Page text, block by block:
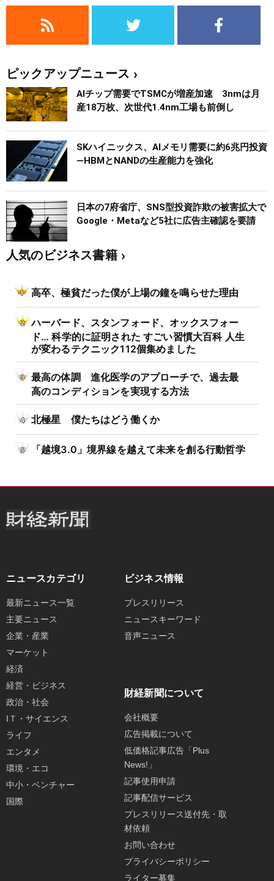
ピックアップニュース
AIチップ需要でTSMCが増産加速 3nmは月
産18万枚、次世代1.4nm工場も前倒し
SKハイニックス、AIメモリ需要に約6兆円投資
―HBMとNANDの生産能力を強化
日本の7府省庁、SNS型投資詐欺の被害拡大で
Google・Metaなど5社に広告主確認を要請
人気のビジネス書籍
高卒、極貧だった僕が上場の鐘を鳴らせた理由
ハーバード、スタンフォード、オックスフォー
ド… 科学的に証明された すごい習慣大百科 人生
が変わるテクニック112個集めました
最高の体調 進化医学のアプローチで、過去最
高のコンディションを実現する方法
北極星 僕たちはどう働くか
「越境3.0」境界線を越えて未来を創る行動哲学
ニュースカテゴリ
最新ニュース一覧
主要ニュース
企業・産業
マーケット
経済
経営・ビジネス
政治・社会
IＴ・サイエンス
ライフ
エンタメ
環境・エコ
中小・ベンチャー
国際
ビジネス情報
プレスリリース
ニュースキーワード
音声ニュース
財経新聞について
会社概要
広告掲載について
低価格記事広告「Plus
News!」
記事使用申請
記事配信サービス
プレスリリース送付先・取
材依頼
お問い合わせ
プライバシーポリシー
ライター募集